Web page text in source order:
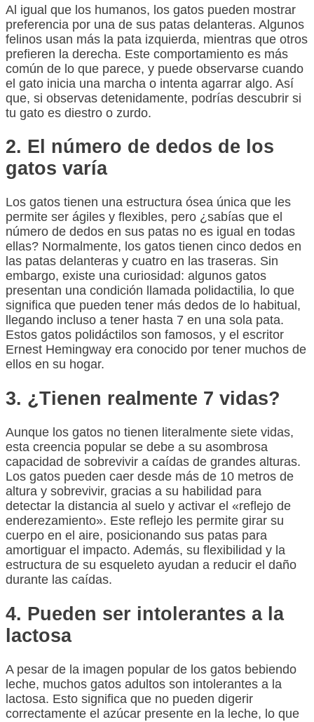
Al igual que los humanos, los gatos pueden mostrar
preferencia por una de sus patas delanteras. Algunos
felinos usan más la pata izquierda, mientras que otros
prefieren la derecha. Este comportamiento es más
común de lo que parece, y puede observarse cuando
el gato inicia una marcha o intenta agarrar algo. Así
que, si observas detenidamente, podrías descubrir si
tu gato es diestro o zurdo.
2. El número de dedos de los
gatos varía
Los gatos tienen una estructura ósea única que les
permite ser ágiles y flexibles, pero ¿sabías que el
número de dedos en sus patas no es igual en todas
ellas? Normalmente, los gatos tienen cinco dedos en
las patas delanteras y cuatro en las traseras. Sin
embargo, existe una curiosidad: algunos gatos
presentan una condición llamada polidactilia, lo que
significa que pueden tener más dedos de lo habitual,
llegando incluso a tener hasta 7 en una sola pata.
Estos gatos polidáctilos son famosos, y el escritor
Ernest Hemingway era conocido por tener muchos de
ellos en su hogar.
3. ¿Tienen realmente 7 vidas?
Aunque los gatos no tienen literalmente siete vidas,
esta creencia popular se debe a su asombrosa
capacidad de sobrevivir a caídas de grandes alturas.
Los gatos pueden caer desde más de 10 metros de
altura y sobrevivir, gracias a su habilidad para
detectar la distancia al suelo y activar el «reflejo de
enderezamiento». Este reflejo les permite girar su
cuerpo en el aire, posicionando sus patas para
amortiguar el impacto. Además, su flexibilidad y la
estructura de su esqueleto ayudan a reducir el daño
durante las caídas.
4. Pueden ser intolerantes a la
lactosa
A pesar de la imagen popular de los gatos bebiendo
leche, muchos gatos adultos son intolerantes a la
lactosa. Esto significa que no pueden digerir
correctamente el azúcar presente en la leche, lo que